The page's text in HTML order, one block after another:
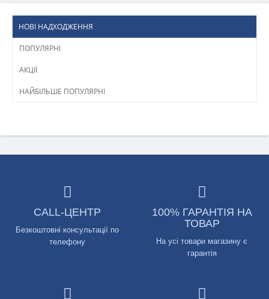
НОВІ НАДХОДЖЕННЯ
ПОПУЛЯРНІ
АКЦІЇ
НАЙБІЛЬШЕ ПОПУЛЯРНІ
CALL-ЦЕНТР
Безкоштовні консультації по
телефону
100% ГАРАНТІЯ НА
ТОВАР
На усі товари магазину є
гарантія